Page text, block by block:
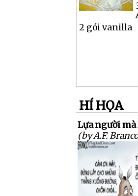
2 gói vanilla
HÍ HỌA
Lựa người mà
(by A.F.